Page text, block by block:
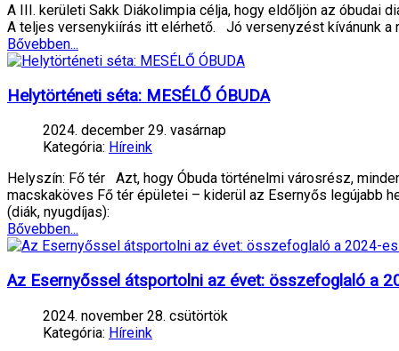
A III. kerületi Sakk Diákolimpia célja, hogy eldőljön az óbudai
A teljes versenykiírás itt elérhető. Jó versenyzést kívánunk
Bővebben...
Helytörténeti séta: MESÉLŐ ÓBUDA
2024. december 29. vasárnap
Kategória: Híreink
Helyszín: Fő tér Azt, hogy Óbuda történelmi városrész,
macskaköves Fő tér épületei – kiderül az Esernyős legújabb
(diák, nyugdíjas):
Bővebben...
Az Esernyőssel átsportolni az évet: összefoglaló a
2024. november 28. csütörtök
Kategória: Híreink